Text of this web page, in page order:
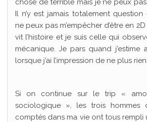
chose de terrible mais je ne peux
Il n’y est jamais totalement question
ne peux pas m’empêcher d’être en
vit l’histoire et je suis celle qui
mécanique. Je pars quand j’estime
lorsque j’ai l’impression de ne plus
Si on continue sur le trip «
sociologique », les trois
comptés dans ma vie ont tous rempli